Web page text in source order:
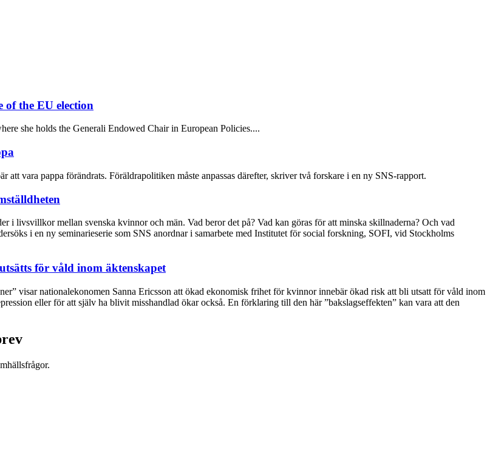
of the EU election
she holds the Generali Endowed Chair in European Policies....
vara pappa förändrats. Föräldrapolitiken måste anpassas därefter, skriver två forskare i en ny SNS-rapport.
i livsvillkor mellan svenska kvinnor och män. Vad beror det på? Vad kan göras för att minska skillnaderna? Och vad
i en ny seminarieserie som SNS anordnar i samarbete med Institutet för social forskning, SOFI, vid Stockholms
för våld inom äktenskapet
visar nationalekonomen Sanna Ericsson att ökad ekonomisk frihet för kvinnor innebär ökad risk att bli utsatt för våld inom
eller för att själv ha blivit misshandlad ökar också. En förklaring till den här ”bakslagseffekten” kan vara att den